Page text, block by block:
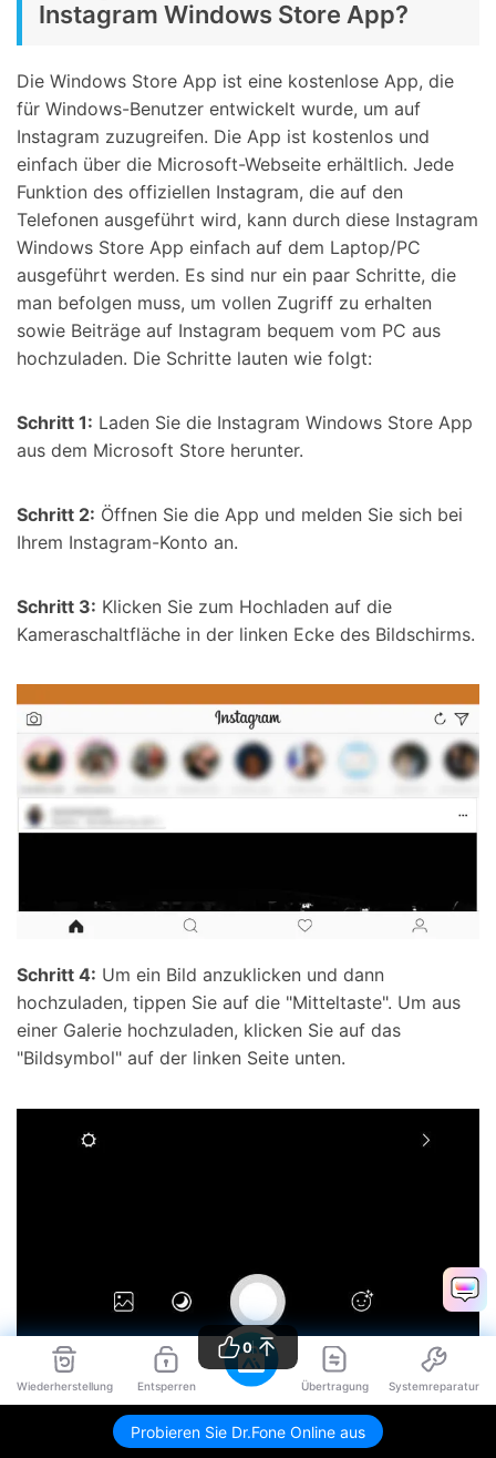
Wiederherstellung Entsperren Übertragung Systemreparatur
Probieren Sie Dr.Fone Online aus
Instagram Windows Store App?
Die Windows Store App ist eine kostenlose App, die
für Windows-Benutzer entwickelt wurde, um auf
Instagram zuzugreifen. Die App ist kostenlos und
einfach über die Microsoft-Webseite erhältlich. Jede
Funktion des offiziellen Instagram, die auf den
Telefonen ausgeführt wird, kann durch diese Instagram
Windows Store App einfach auf dem Laptop/PC
ausgeführt werden. Es sind nur ein paar Schritte, die
man befolgen muss, um vollen Zugriff zu erhalten
sowie Beiträge auf Instagram bequem vom PC aus
hochzuladen. Die Schritte lauten wie folgt:
Schritt 1: Laden Sie die Instagram Windows Store App
aus dem Microsoft Store herunter.
Schritt 2: Öffnen Sie die App und melden Sie sich bei
Ihrem Instagram-Konto an.
Schritt 3: Klicken Sie zum Hochladen auf die
Kameraschaltfläche in der linken Ecke des Bildschirms.
Schritt 4: Um ein Bild anzuklicken und dann
hochzuladen, tippen Sie auf die "Mitteltaste". Um aus
einer Galerie hochzuladen, klicken Sie auf das
"Bildsymbol" auf der linken Seite unten.
Mit diesen einfachen Schritten kann man sowohl auf
Instagram zugreifen als auch bequem vom Laptop/PC
0